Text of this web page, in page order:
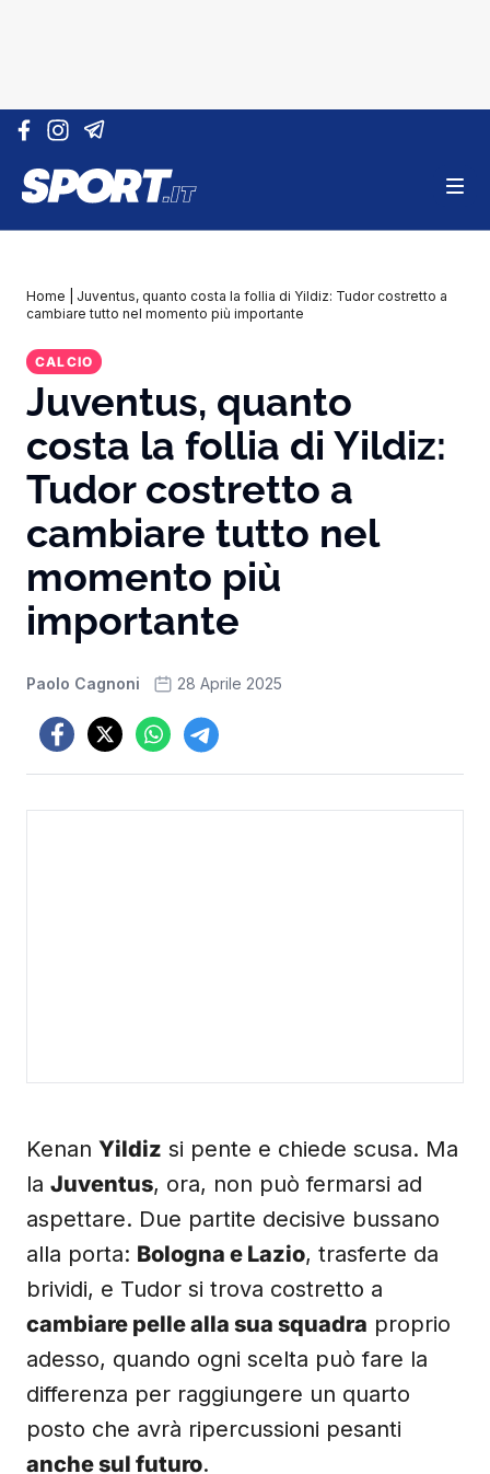
Vai al contenuto
Home
Juventus, quanto costa la follia di Yildiz: Tudor costretto a
cambiare tutto nel momento più importante
CALCIO
Juventus, quanto
costa la follia di Yildiz:
Tudor costretto a
cambiare tutto nel
momento più
importante
Paolo Cagnoni 28 Aprile 2025
Kenan Yildiz si pente e chiede scusa. Ma
la Juventus, ora, non può fermarsi ad
aspettare. Due partite decisive bussano
alla porta: Bologna e Lazio, trasferte da
brividi, e Tudor si trova costretto a
cambiare pelle alla sua squadra proprio
adesso, quando ogni scelta può fare la
differenza per raggiungere un quarto
posto che avrà ripercussioni pesanti
anche sul futuro.